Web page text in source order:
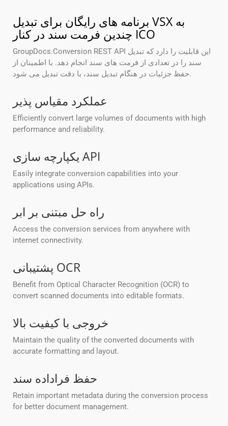
برنامه های رایگان برای تبدیل VSX به
چندین فرمت سند در کنار ICO
GroupDocs.Conversion REST API این قابلیت را دارد که تبدیل
سند را در تعدادی از فرمت های سند انجام دهد. با اطمینان از
حفظ جزئیات در هنگام تبدیل سند، با دقت تبدیل می شود.
عملکرد مقیاس پذیر
Efficiently convert large volumes of documents with high
performance and reliability.
یکپارچه سازی API
Easily integrate conversion capabilities into your
applications using APIs.
راه حل مبتنی بر ابر
Access the conversion services from anywhere with
internet connectivity.
پشتیبانی OCR
Benefit from Optical Character Recognition (OCR) to
convert scanned documents into editable formats.
خروجی با کیفیت بالا
Maintain the quality of the converted documents with
accurate formatting and layout.
حفظ فراداده سند
Retain important metadata during the conversion process
for better document management.